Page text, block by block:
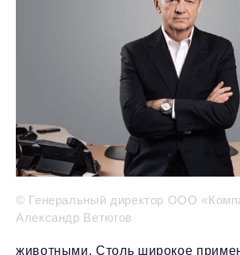
© Генеральный директор ООО
Александр Ветюгов
животными. Столь широкое